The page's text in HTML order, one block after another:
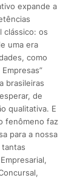
expande a
clássico: os
uma era
como
brasileiras
de
qualitativa. E
fenômeno faz
para a nossa
tantas